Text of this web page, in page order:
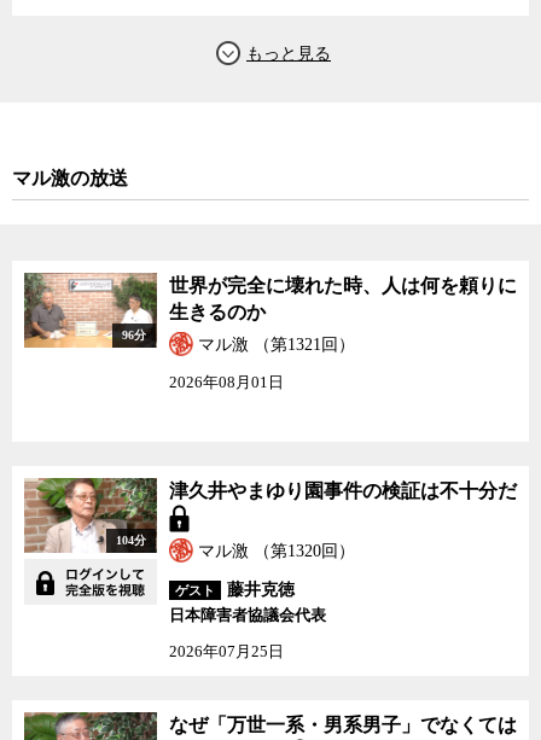
マル激の放送
96分
世界が完全に壊れた時、人は何を頼りに
生きるのか
マル激 （第1321回）
2026年08月01日
104分
津久井やまゆり園事件の検証は不十分だ
マル激 （第1320回）
ゲスト
藤井克徳
日本障害者協議会代表
2026年07月25日
なぜ「万世一系・男系男子」でなくては